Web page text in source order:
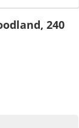
240